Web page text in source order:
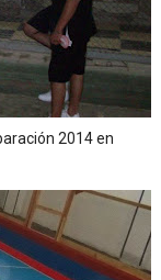
2014 en